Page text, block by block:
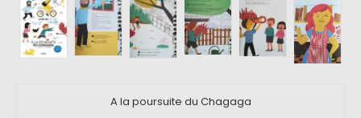
A la poursuite du Chagaga